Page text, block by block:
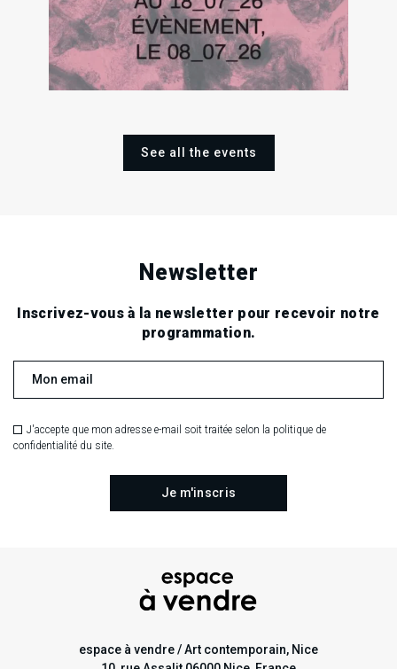
02
2026
18
Sat
Jul
2026
See all the events
Newsletter
Inscrivez-vous à la newsletter pour recevoir notre
programmation.
J'accepte que mon adresse e-mail soit traitée selon la politique de
confidentialité du site.
espace à vendre / Art contemporain, Nice